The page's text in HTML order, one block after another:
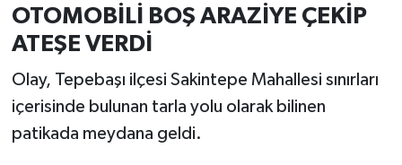
OTOMOBİLİ BOŞ ARAZİYE ÇEKİP
ATEŞE VERDİ
Olay, Tepebaşı ilçesi Sakintepe Mahallesi sınırları
içerisinde bulunan tarla yolu olarak bilinen
patikada meydana geldi.